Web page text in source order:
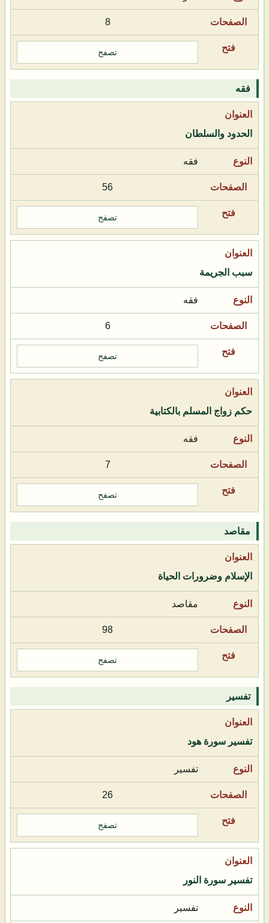
8
تصفح
فقه
الحدود والسلطان
فقه
56
تصفح
سبب الجريمة
فقه
6
تصفح
حكم زواج المسلم بالكتابية
فقه
7
تصفح
مقاصد
الإسلام وضرورات الحياة
مقاصد
98
تصفح
تفسير
تفسير سورة هود
تفسير
26
تصفح
تفسير سورة النور
تفسير